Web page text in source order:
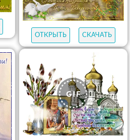
ОТКРЫТЬ
СКАЧАТЬ